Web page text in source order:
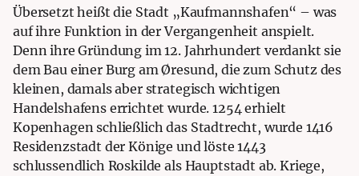
Übersetzt heißt die Stadt „Kaufmannshafen“ – was
auf ihre Funktion in der Vergangenheit anspielt.
Denn ihre Gründung im 12. Jahrhundert verdankt sie
dem Bau einer Burg am Øresund, die zum Schutz des
kleinen, damals aber strategisch wichtigen
Handelshafens errichtet wurde. 1254 erhielt
Kopenhagen schließlich das Stadtrecht, wurde 1416
Residenzstadt der Könige und löste 1443
schlussendlich Roskilde als Hauptstadt ab. Kriege,